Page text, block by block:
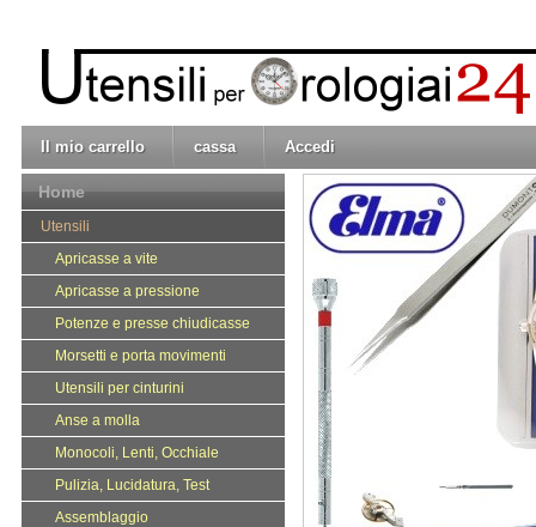
Il mio carrello cassa Accedi
Home
Utensili
Apricasse a vite
Apricasse a pressione
Potenze e presse chiudicasse
Morsetti e porta movimenti
Utensili per cinturini
Anse a molla
Monocoli, Lenti, Occhiale
Pulizia, Lucidatura, Test
Assemblaggio